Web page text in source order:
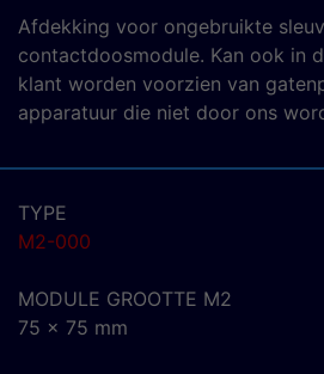
Afdekking voor ongebruikte
contactdoosmodule. Kan ook in
klant worden voorzien van
apparatuur die niet door ons
TYPE
M2-000
MODULE GROOTTE M2
75 x 75 mm